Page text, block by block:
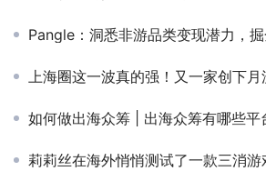
Pangle：洞悉非游品类变现潜力，
上海圈这一波真的强！又一家创下月流水记
如何做出海众筹 | 出海众筹有哪些平
莉莉丝在海外悄悄测试了一款三消游